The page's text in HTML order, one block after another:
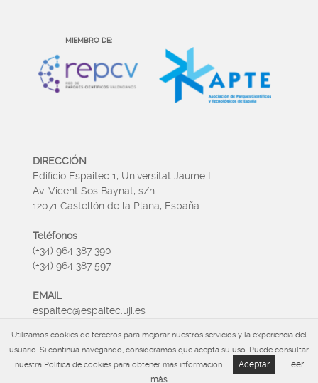
MIEMBRO DE:
DIRECCIÓN
Edificio Espaitec 1, Universitat Jaume I
Av. Vicent Sos Baynat, s/n
12071 Castellón de la Plana, España
Teléfonos
(+34) 964 387 390
(+34) 964 387 597
EMAIL
espaitec@espaitec.uji.es
HORARIO
Lunes a Viernes 09:00 – 15.00
Utilizamos cookies de terceros para mejorar nuestros servicios y la experiencia del
usuario. Si continúa navegando, consideramos que acepta su uso. Puede consultar
nuestra Política de cookies para obtener más información
Aceptar
Leer
más